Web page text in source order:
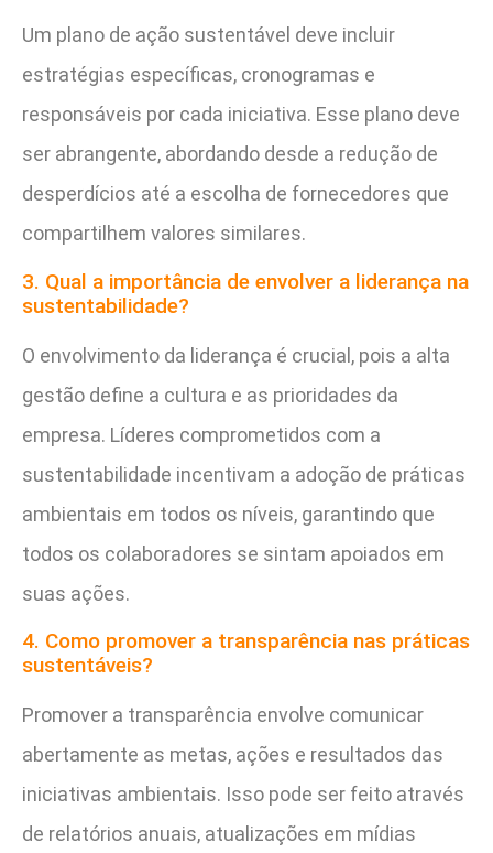
Um plano de ação sustentável deve incluir
estratégias específicas, cronogramas e
responsáveis por cada iniciativa. Esse plano deve
ser abrangente, abordando desde a redução de
desperdícios até a escolha de fornecedores que
compartilhem valores similares.
3. Qual a importância de envolver a liderança na
sustentabilidade?
O envolvimento da liderança é crucial, pois a alta
gestão define a cultura e as prioridades da
empresa. Líderes comprometidos com a
sustentabilidade incentivam a adoção de práticas
ambientais em todos os níveis, garantindo que
todos os colaboradores se sintam apoiados em
suas ações.
4. Como promover a transparência nas práticas
sustentáveis?
Promover a transparência envolve comunicar
abertamente as metas, ações e resultados das
iniciativas ambientais. Isso pode ser feito através
de relatórios anuais, atualizações em mídias